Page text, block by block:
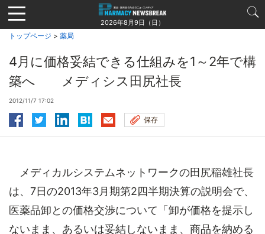
Jump
to
navigation
2026年8月9日（日）
トップページ > 薬局
4月に価格妥結できる仕組みを1～2年で構
築へ メディシス田尻社長
2012/11/7 17:02
保存
メディカルシステムネットワークの田尻稲雄社長
は、7日の2013年3月期第2四半期決算の説明会で、
医薬品卸との価格交渉について「卸が価格を提示し
ないまま、あるいは妥結しないまま、商品を納める